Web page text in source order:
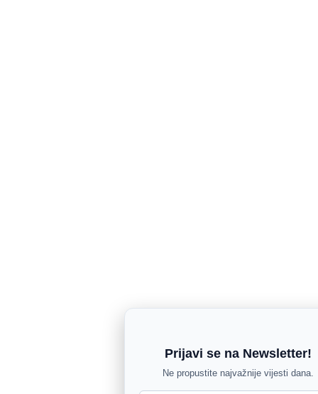
Prijavi se na Newsletter!
Ne propustite najvažnije vijesti dana.